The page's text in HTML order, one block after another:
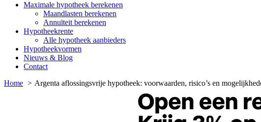
Maximale hypotheek berekenen
Maandlasten berekenen
Annuïteit berekenen
Hypotheekrente
Alle hypotheek aanbieders
Hypotheekvormen
Nieuws & Blog
Contact
Home
Argenta aflossingsvrije hypotheek: voorwaarden, risico’s en